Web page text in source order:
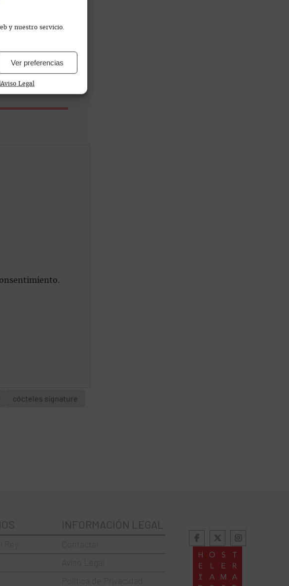
y nuestro servicio.
Ver preferencias
Aviso Legal
cócteles signature
INFORMACIÓN LEGAL
Contactar
Aviso Legal
Política de Privacidad